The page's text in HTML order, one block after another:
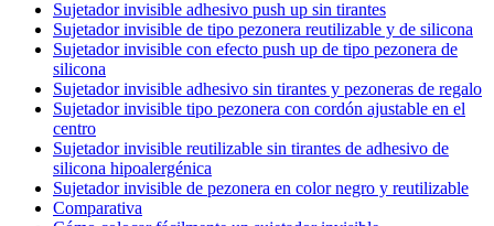
Sujetador invisible adhesivo push up sin tirantes
Sujetador invisible de tipo pezonera reutilizable y de silicona
Sujetador invisible con efecto push up de tipo pezonera de
silicona
Sujetador invisible adhesivo sin tirantes y pezoneras de regalo
Sujetador invisible tipo pezonera con cordón ajustable en el
centro
Sujetador invisible reutilizable sin tirantes de adhesivo de
silicona hipoalergénica
Sujetador invisible de pezonera en color negro y reutilizable
Comparativa